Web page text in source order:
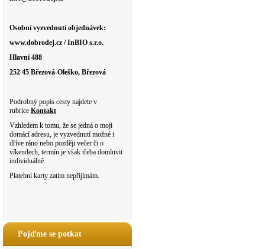
Osobní vyzvednutí objednávek:
www.dobrodej.cz / InBIO s.r.o.
Hlavní 488
252 45 Březová-Oleško, Březová
Podrobný popis cesty najdete v
rubrice Kontakt
Vzhledem k tomu, že se jedná o moji
domácí adresu, je vyzvednutí možné i
dříve ráno nebo později večer či o
víkendech, termín je však třeba domluvit
individuálně.
Platební karty zatím nepřijímám.
Pojďme se potkat